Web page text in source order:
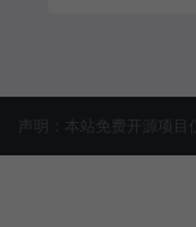
声明：本站免费开源项